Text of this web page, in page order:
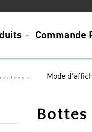
Commande
Mode
Bottes